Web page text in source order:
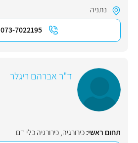
נתניה
073-7022195
ד"ר אברהם ריגלר
תחום ראשי:כירורגיה,כירורגיה כלי דם